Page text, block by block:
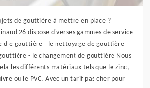
de gouttière à mettre en place ?
26 dispose diverses gammes de service
d e gouttière - le nettoyage de gouttière -
- le changement de gouttière Nous
les différents matériaux tels que le zinc,
ou le PVC. Avec un tarif pas cher pour